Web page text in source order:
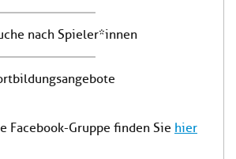
nach Spieler*innen
Facebook-Gruppe finden Sie hier